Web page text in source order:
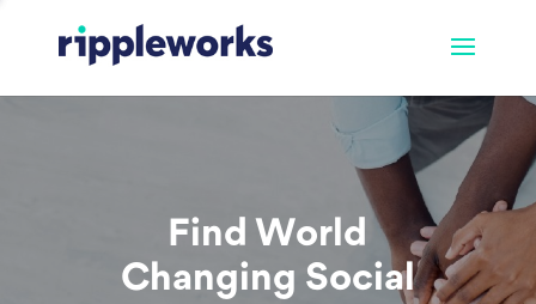
Find World
Changing Social